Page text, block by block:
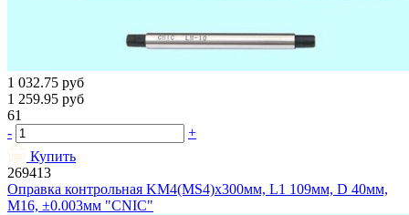
1 032.75 руб
1 259.95 руб
61
-
+
Купить
269413
Оправка контрольная KМ4(MS4)x300мм, L1 109мм, D 40мм,
М16, ±0.003мм "CNIC"